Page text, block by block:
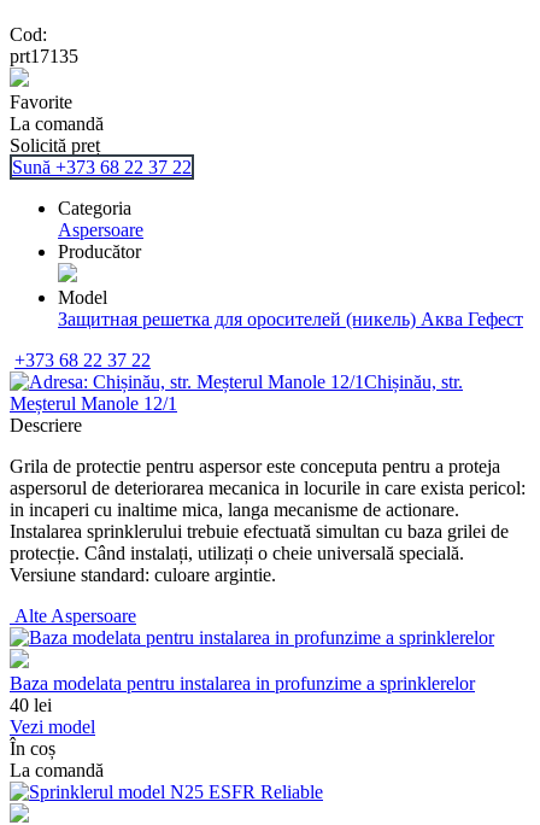
Cod:
prt17135
Favorite
La comandă
Solicită preț
Sună +373 68 22 37 22
Categoria
Aspersoare
Producător
Model
Защитная решетка для оросителей (никель) Аква Гефест
+373 68 22 37 22
Chișinău, str.
Meșterul Manole 12/1
Descriere
Grila de protectie pentru aspersor este conceputa pentru a proteja
aspersorul de deteriorarea mecanica in locurile in care exista pericol:
in incaperi cu inaltime mica, langa mecanisme de actionare.
Instalarea sprinklerului trebuie efectuată simultan cu baza grilei de
protecție. Când instalați, utilizați o cheie universală specială.
Versiune standard: culoare argintie.
Alte Aspersoare
Baza modelata pentru instalarea in profunzime a sprinklerelor
40 lei
Vezi model
În coș
La comandă